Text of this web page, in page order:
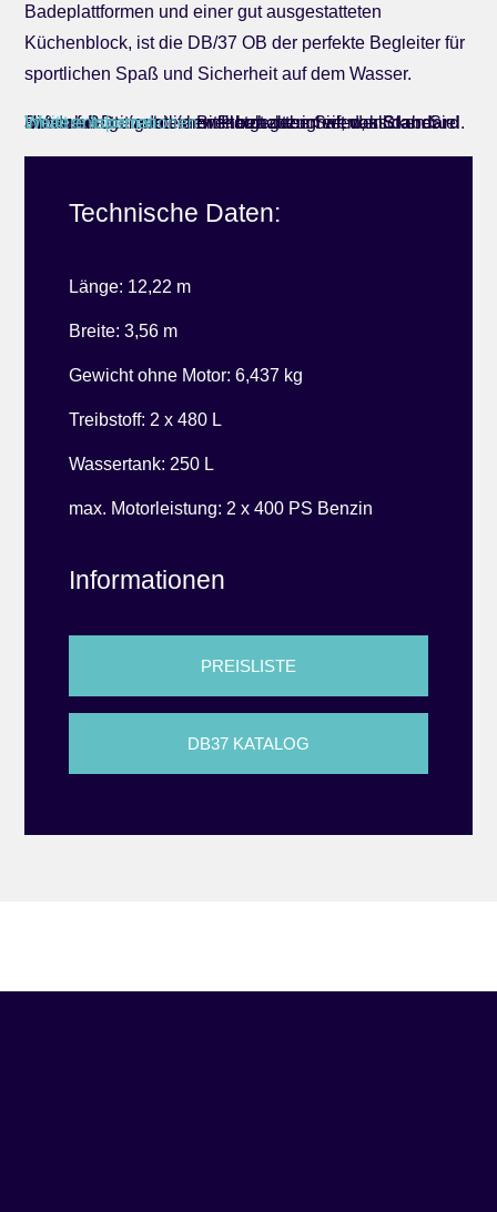
Badeplattformen und einer gut ausgestatteten
Küchenblock, ist die DB/37 OB der perfekte Begleiter für
sportlichen Spaß und Sicherheit auf dem Wasser.
Sie sehen gerade einen Platzhalterinhalt vonStandard
. Um auf den eigentlichen Inhalt zuzugreifen, klicken Sie auf den Button unten. Bitte beachten Sie, dass dabei Daten an Drittanbieter weitergegeben werden.
Inhalt entsperren
Weitere Informationen
Technische Daten:
Länge: 12,22 m
Breite: 3,56 m
Gewicht ohne Motor: 6,437 kg
Treibstoff: 2 x 480 L
Wassertank: 250 L
max. Motorleistung: 2 x 400 PS Benzin
Informationen
PREISLISTE
DB37 KATALOG